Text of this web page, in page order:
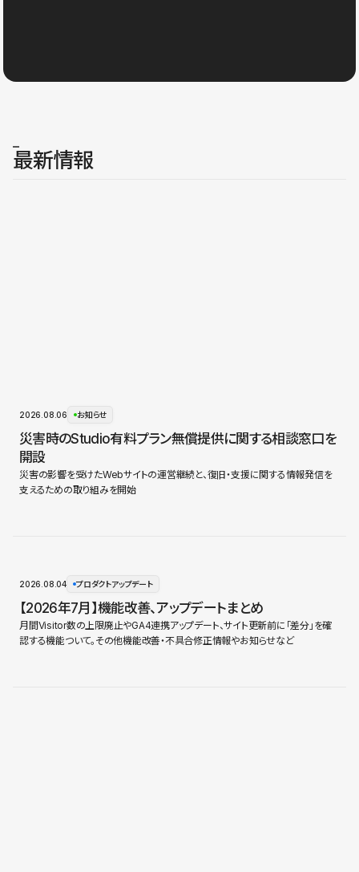
最新情報
2026.08.06 お知らせ
災害時のStudio有料プラン無償提供に関する相談窓口を
開設
災害の影響を受けたWebサイトの運営継続と、復旧・支援に関する情報発信を
支えるための取り組みを開始
2026.08.04 プロダクトアップデート
【2026年7月】機能改善、アップデートまとめ
月間Visitor数の上限廃止やGA4連携アップデート、サイト更新前に「差分」を確
認する機能ついて。その他機能改善・不具合修正情報やお知らせなど